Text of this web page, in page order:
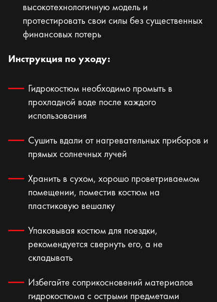
высокотехнологичную модель и
протестировать свои силы без существенных
финансовых потерь
Инструкция по уходу:
Гидрокостюм необходимо промыть в
прохладной воде после каждого
использования
Сушить вдали от нагревательных приборов и
прямых солнечных лучей
Хранить в сухом, хорошо проветриваемом
помещении, поместив костюм на
пластиковую вешалку
Упаковывая костюм для поездки,
рекомендуется свернуть его, а не
складывать
Избегайте соприкосновений материалов
гидрокостюма с острыми предметами